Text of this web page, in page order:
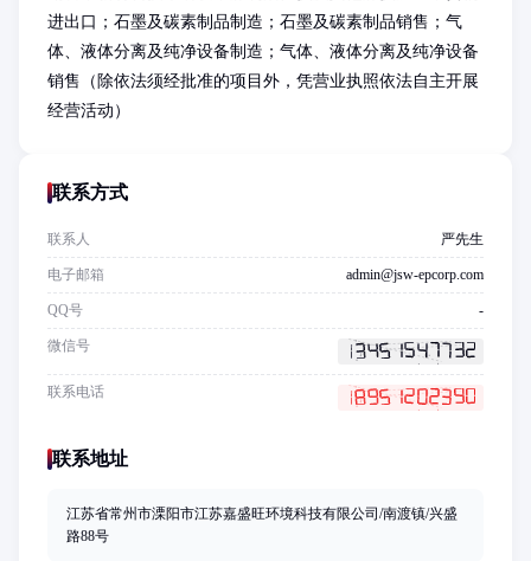
进出口；石墨及碳素制品制造；石墨及碳素制品销售；气
体、液体分离及纯净设备制造；气体、液体分离及纯净设备
销售（除依法须经批准的项目外，凭营业执照依法自主开展
经营活动）
联系方式
联系人 严先生
电子邮箱 admin@jsw-epcorp.com
QQ号 -
微信号
联系电话
联系地址
江苏省常州市溧阳市江苏嘉盛旺环境科技有限公司/南渡镇/兴盛
路88号